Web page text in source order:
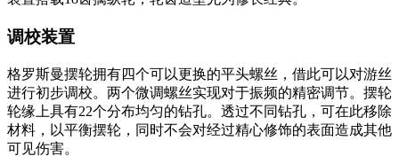
调校装置
格罗斯曼摆轮拥有四个可以更换的平头螺丝，借此可以对游丝
进行初步调校。两个微调螺丝实现对于振频的精密调节。摆轮
轮缘上具有22个分布均匀的钻孔。透过不同钻孔，可在此移除
材料，以平衡摆轮，同时不会对经过精心修饰的表面造成其他
可见伤害。